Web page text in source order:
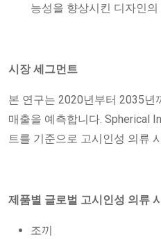
능성을 향상시킨 디자인의
시장 세그먼트
본 연구는 2020년부터 2035년
매출을 예측합니다. Spherical
트를 기준으로 고시인성 의류
제품별 글로벌 고시인성 의류
조끼